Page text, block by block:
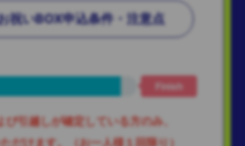
祝いBOX申込条件・注意点